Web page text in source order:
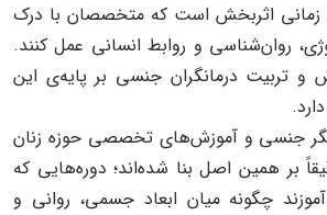
زمانی اثربخش است که متخصصان با درک
روان‌شناسی و روابط انسانی عمل کنند.
و تربیت درمانگران جنسی بر پایه‌ی این
جنسی و آموزش‌های تخصصی حوزه زنان
بر همین اصل بنا شده‌اند؛ دوره‌هایی که
چگونه میان ابعاد جسمی، روانی و